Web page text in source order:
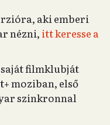
aki emberi
nézni, itt keresse a
filmklubját
moziban, első
szinkronnal